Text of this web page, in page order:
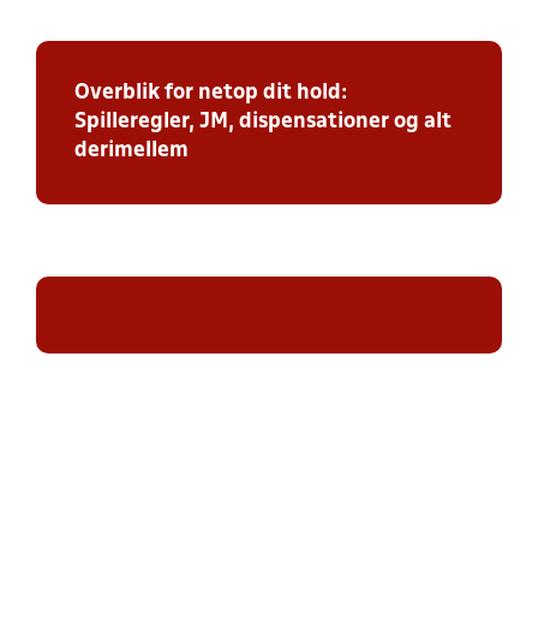
Overblik for netop dit hold:
Spilleregler, JM, dispensationer og alt
derimellem